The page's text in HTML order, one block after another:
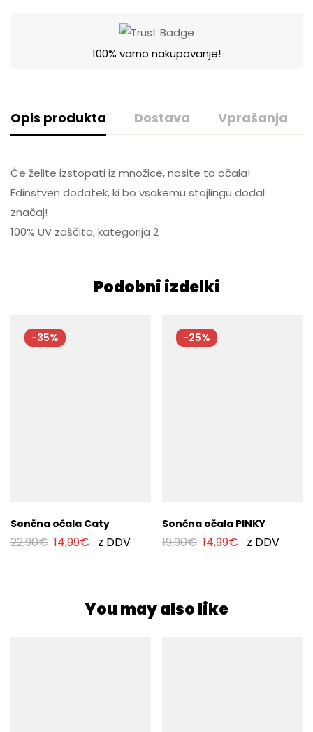
100% varno nakupovanje!
Opis produkta Dostava Vprašanja
Če želite izstopati iz množice, nosite ta očala!
Edinstven dodatek, ki bo vsakemu stajlingu dodal
značaj!
100% UV zaščita, kategorija 2
Podobni izdelki
-35%
Sončna očala Caty
22,90€ 14,99€ z DDV
-25%
Sončna očala PINKY
19,90€ 14,99€ z DDV
You may also like